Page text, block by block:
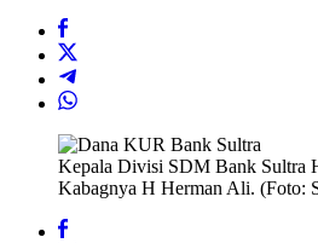
Kepala Divisi SDM Bank Sultra
Kabagnya H Herman Ali. (Foto: